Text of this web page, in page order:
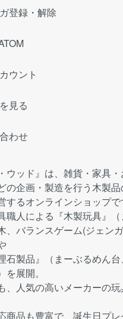
登録・解除
ウント
見る
わせ
ウッド』は、雑貨・家具
の企画・製造を行う木製
するオンラインショップで
職人による『木製玩具』
、バランスゲーム(ジェン
石製品』（まーぶるめん
を展開。
、人気の高いメーカーの
商品も豊富で、誕生日プ